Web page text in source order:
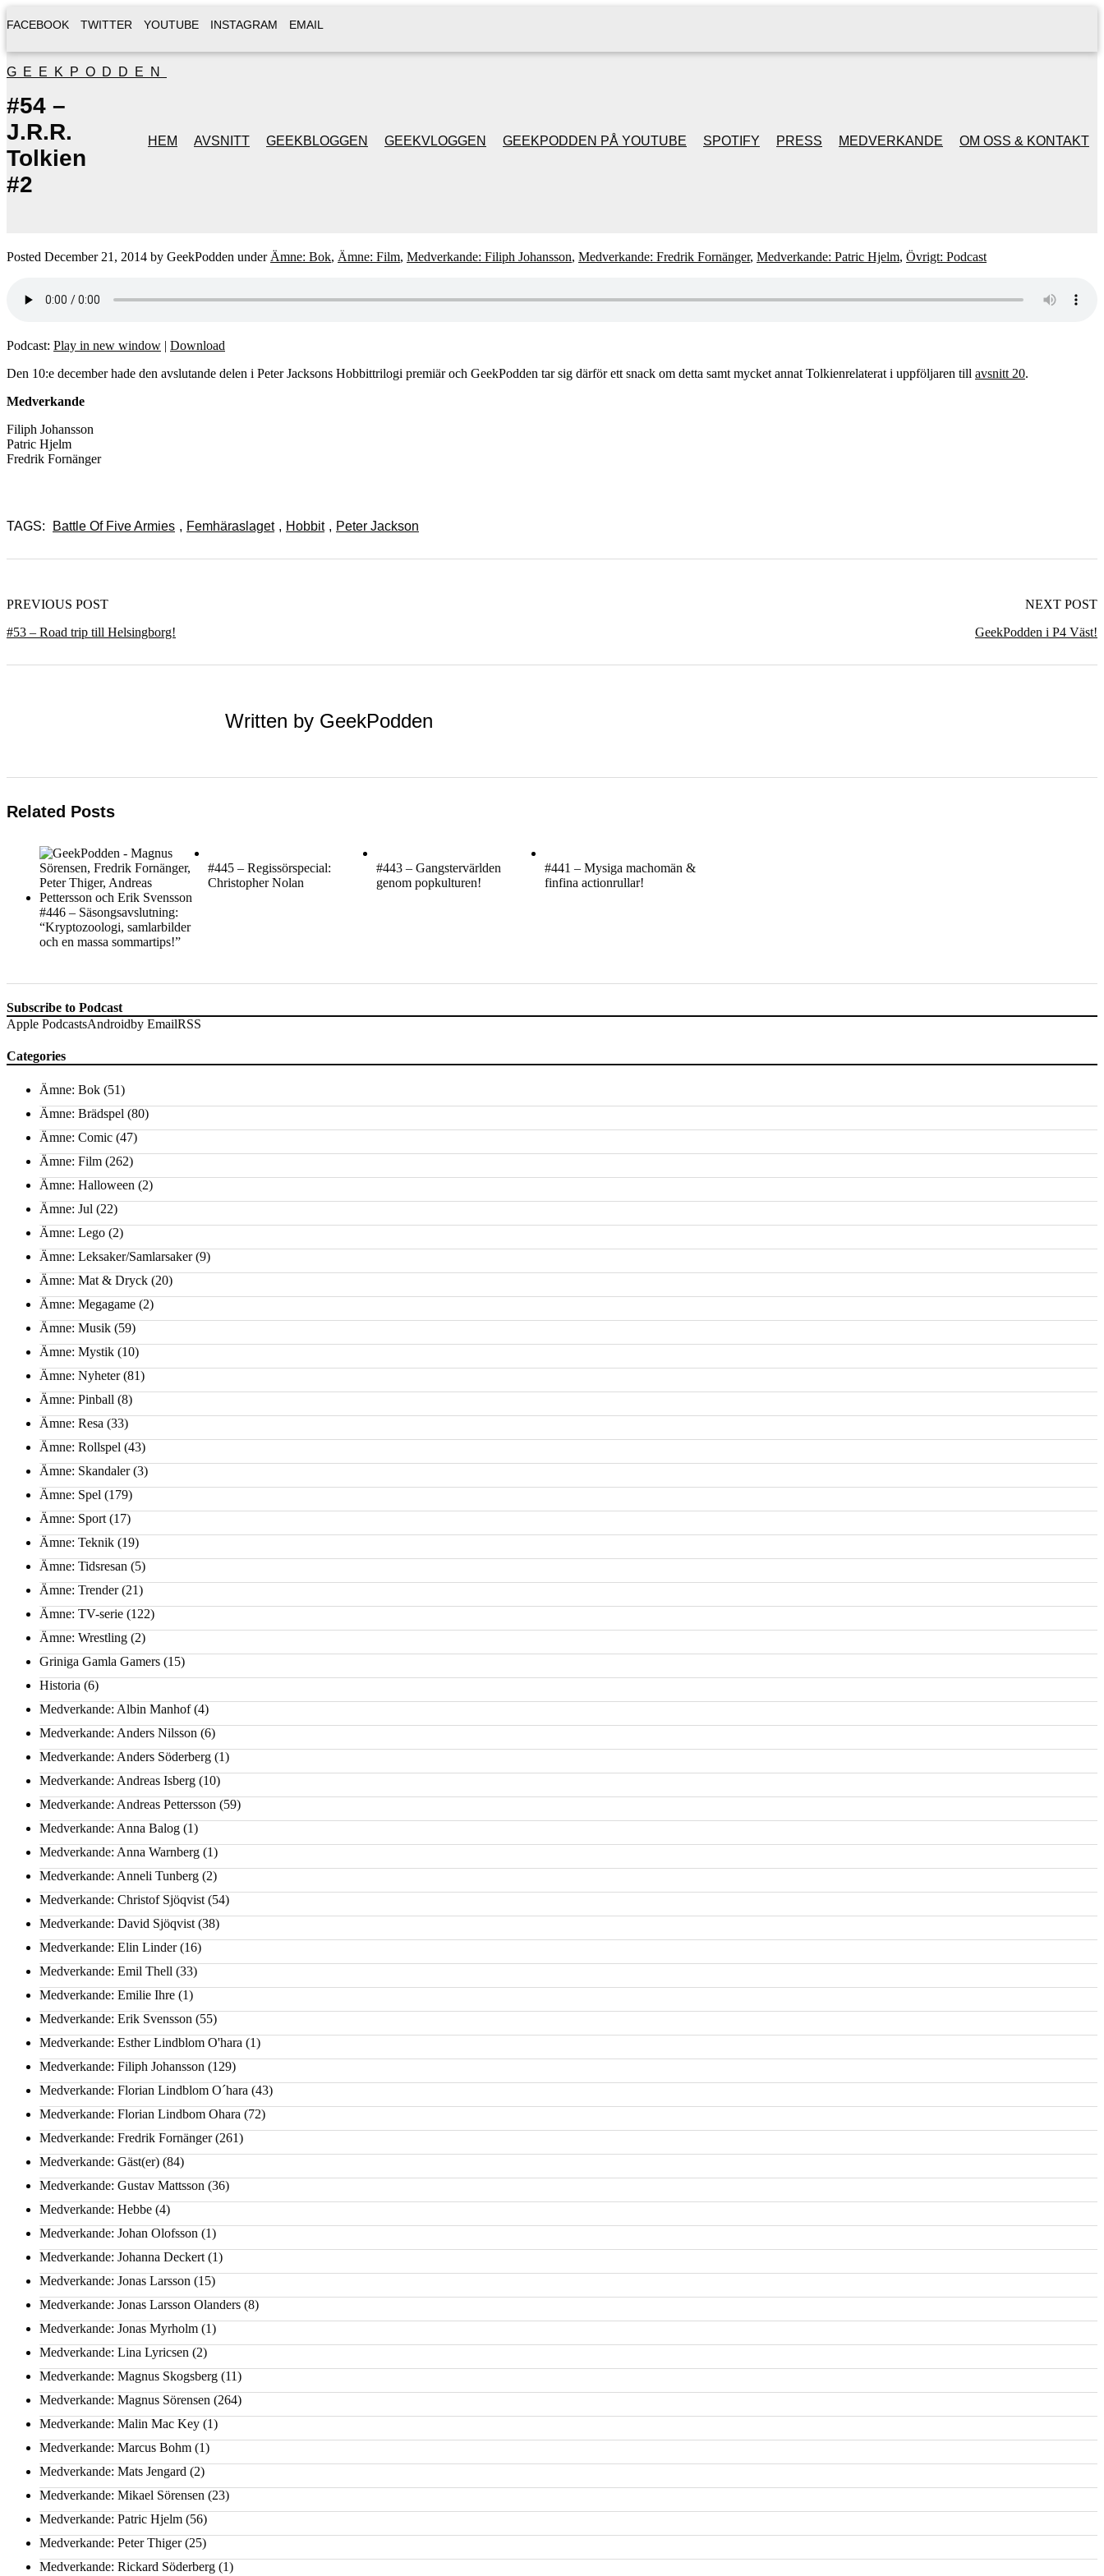
FACEBOOK TWITTER YOUTUBE INSTAGRAM EMAIL
GEEKPODDEN
HEM AVSNITT GEEKBLOGGEN GEEKVLOGGEN GEEKPODDEN PÅ YOUTUBE SPOTIFY PRESS MEDVERKANDE OM OSS & KONTAKT
#54 –
J.R.R.
Tolkien
#2
Posted December 21, 2014 by GeekPodden under Ämne: Bok, Ämne: Film, Medverkande: Filiph Johansson, Medverkande: Fredrik Fornänger, Medverkande: Patric Hjelm, Övrigt: Podcast
Podcast: Play in new window | Download
Den 10:e december hade den avslutande delen i Peter Jacksons Hobbittrilogi premiär och GeekPodden tar sig därför ett snack om detta samt mycket annat Tolkienrelaterat i uppföljaren till avsnitt 20.
Medverkande
Filiph Johansson
Patric Hjelm
Fredrik Fornänger
TAGS: Battle Of Five Armies , Femhäraslaget , Hobbit , Peter Jackson
PREVIOUS POST
#53 – Road trip till Helsingborg!
NEXT POST
GeekPodden i P4 Väst!
Written byGeekPodden
Related Posts
#446 – Säsongsavslutning:
“Kryptozoologi, samlarbilder
och en massa sommartips!”
#445 – Regissörspecial:
Christopher Nolan
#443 – Gangstervärlden
genom popkulturen!
#441 – Mysiga machomän &
finfina actionrullar!
Subscribe to Podcast
Apple PodcastsAndroidby EmailRSS
Categories
Ämne: Bok (51)
Ämne: Brädspel (80)
Ämne: Comic (47)
Ämne: Film (262)
Ämne: Halloween (2)
Ämne: Jul (22)
Ämne: Lego (2)
Ämne: Leksaker/Samlarsaker(9)
Ämne: Mat & Dryck (20)
Ämne: Megagame (2)
Ämne: Musik (59)
Ämne: Mystik (10)
Ämne: Nyheter(81)
Ämne: Pinball (8)
Ämne: Resa (33)
Ämne: Rollspel (43)
Ämne: Skandaler(3)
Ämne: Spel (179)
Ämne: Sport (17)
Ämne: Teknik (19)
Ämne: Tidsresan (5)
Ämne: Trender(21)
Ämne: TV-serie (122)
Ämne: Wrestling (2)
Griniga Gamla Gamers (15)
Historia (6)
Medverkande: Albin Manhof(4)
Medverkande: Anders Nilsson (6)
Medverkande: Anders Söderberg (1)
Medverkande: Andreas Isberg (10)
Medverkande: Andreas Pettersson (59)
Medverkande: Anna Balog (1)
Medverkande: Anna Warnberg (1)
Medverkande: Anneli Tunberg (2)
Medverkande: Christof Sjöqvist (54)
Medverkande: David Sjöqvist (38)
Medverkande: Elin Linder(16)
Medverkande: Emil Thell (33)
Medverkande: Emilie Ihre (1)
Medverkande: Erik Svensson (55)
Medverkande: Esther Lindblom O'hara (1)
Medverkande: Filiph Johansson (129)
Medverkande: Florian Lindblom O´hara (43)
Medverkande: Florian Lindbom Ohara (72)
Medverkande: Fredrik Fornänger(261)
Medverkande: Gäst(er) (84)
Medverkande: Gustav Mattsson (36)
Medverkande: Hebbe (4)
Medverkande: Johan Olofsson (1)
Medverkande: Johanna Deckert (1)
Medverkande: Jonas Larsson (15)
Medverkande: Jonas Larsson Olanders (8)
Medverkande: Jonas Myrholm (1)
Medverkande: Lina Lyricsen (2)
Medverkande: Magnus Skogsberg (11)
Medverkande: Magnus Sörensen (264)
Medverkande: Malin Mac Key (1)
Medverkande: Marcus Bohm (1)
Medverkande: Mats Jengard (2)
Medverkande: Mikael Sörensen (23)
Medverkande: Patric Hjelm (56)
Medverkande: Peter Thiger(25)
Medverkande: Rickard Söderberg (1)